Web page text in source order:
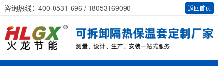
返回首页
咨询热线：400-0531-696 / 18053169090